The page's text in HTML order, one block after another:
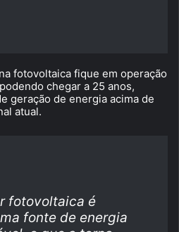
fotovoltaica fique em operação
chegar a 25 anos,
geração de energia acima de
atual.
fotovoltaica é
fonte de energia